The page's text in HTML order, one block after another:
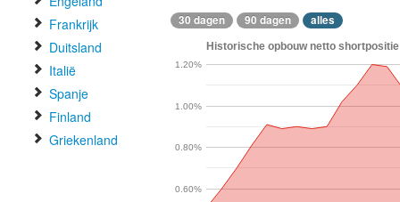
Frankrijk
Duitsland
Italië
Spanje
Finland
Griekenland
30 dagen 90 dagen alles
Historische opbouw netto
0.60%
0.80%
1.00%
1.20%